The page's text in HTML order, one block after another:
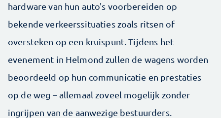
hardware van hun auto's voorbereiden op
bekende verkeerssituaties zoals ritsen of
oversteken op een kruispunt. Tijdens het
evenement in Helmond zullen de wagens worden
beoordeeld op hun communicatie en prestaties
op de weg – allemaal zoveel mogelijk zonder
ingrijpen van de aanwezige bestuurders.